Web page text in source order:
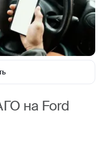
на Ford